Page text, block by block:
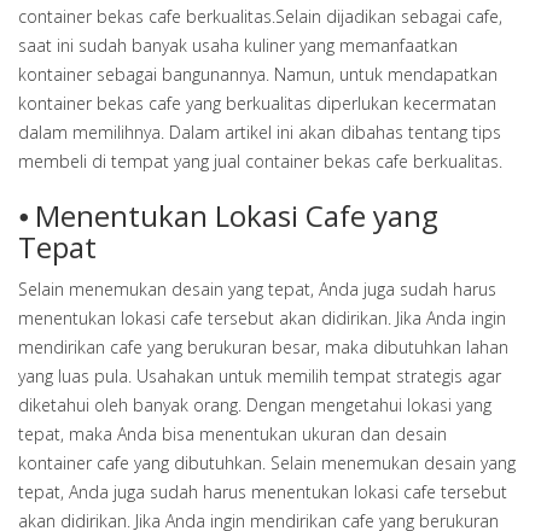
container bekas cafe berkualitas.Selain dijadikan sebagai cafe,
saat ini sudah banyak usaha kuliner yang memanfaatkan
kontainer sebagai bangunannya. Namun, untuk mendapatkan
kontainer bekas cafe yang berkualitas diperlukan kecermatan
dalam memilihnya. Dalam artikel ini akan dibahas tentang tips
membeli di tempat yang jual container bekas cafe berkualitas.
⦁ Menentukan Lokasi Cafe yang
Tepat
Selain menemukan desain yang tepat, Anda juga sudah harus
menentukan lokasi cafe tersebut akan didirikan. Jika Anda ingin
mendirikan cafe yang berukuran besar, maka dibutuhkan lahan
yang luas pula. Usahakan untuk memilih tempat strategis agar
diketahui oleh banyak orang. Dengan mengetahui lokasi yang
tepat, maka Anda bisa menentukan ukuran dan desain
kontainer cafe yang dibutuhkan. Selain menemukan desain yang
tepat, Anda juga sudah harus menentukan lokasi cafe tersebut
akan didirikan. Jika Anda ingin mendirikan cafe yang berukuran